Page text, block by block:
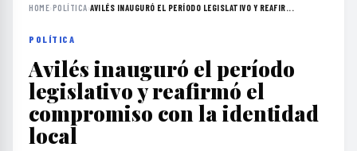
HOME›POLÍTICA›AVILÉS INAUGURÓ EL PERÍODO LEGISLATIVO Y REAFIR...
POLÍTICA
Avilés inauguró el período
legislativo y reafirmó el
compromiso con la identidad
local